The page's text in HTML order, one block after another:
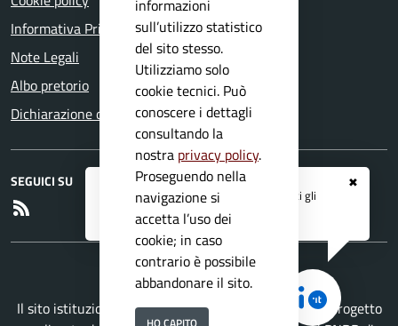
✖
Registrati ai serviziAPP IO
e ricevi tutti gli
aggiornamenti dall'Ente
Informativa Privacy
Note Legali
Albo pretorio
Dichiarazione di accessibilità
SEGUICI SU
Il sito istituzionale del Comune di Roè Volciano è un progetto
informazioni
sull’utilizzo statistico
del sito stesso.
Utilizziamo solo
cookie tecnici. Può
conoscere i dettagli
consultando la
nostra privacy policy.
Proseguendo nella
navigazione si
accetta l’uso dei
cookie; in caso
contrario è possibile
abbandonare il sito.